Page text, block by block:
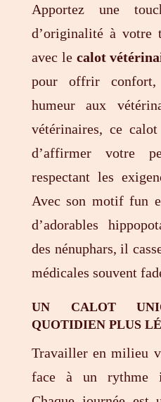
Apportez une
d’originalité à votre
avec le calot
pour offrir
humeur aux
vétérinaires, ce
d’affirmer votre
respectant les
Avec son motif fun
d’adorables
des nénuphars, il
médicales souvent
UN CALOT
QUOTIDIEN PLUS
Travailler en milieu
face à un rythme